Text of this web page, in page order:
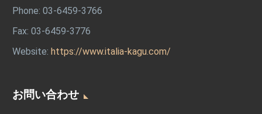
Phone: 03-6459-3766
Fax: 03-6459-3776
Website: https://www.italia-kagu.com/
お問い合わせ